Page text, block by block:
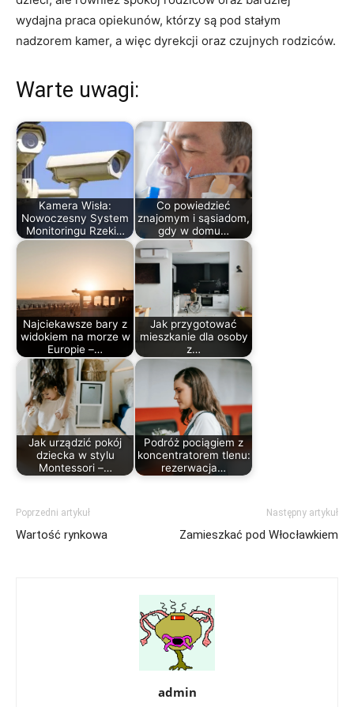
wydajna praca opiekunów, którzy są pod stałym
nadzorem kamer, a więc dyrekcji oraz czujnych rodziców.
Warte uwagi:
Kamera Wisła:
Nowoczesny System
Monitoringu Rzeki…
Co powiedzieć
znajomym i sąsiadom,
gdy w domu…
Najciekawsze bary z
widokiem na morze w
Europie –…
Jak przygotować
mieszkanie dla osoby
z…
Jak urządzić pokój
dziecka w stylu
Montessori –…
Podróż pociągiem z
koncentratorem tlenu:
rezerwacja…
Poprzedni artykuł
Wartość rynkowa
Następny artykuł
Zamieszkać pod Włocławkiem
admin